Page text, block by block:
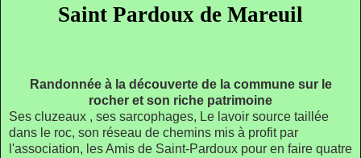
Saint Pardoux de Mareuil
Randonnée à la découverte de la commune sur le
rocher et son riche patrimoine
Ses cluzeaux , ses sarcophages, Le lavoir source taillée
dans le roc, son réseau de chemins mis à profit par
l'association, les Amis de Saint-Pardoux pour en faire quatre